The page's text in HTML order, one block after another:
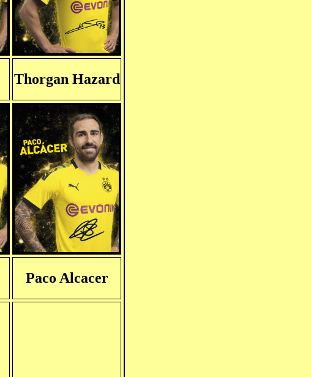
Thorgan Hazard
Paco Alcacer